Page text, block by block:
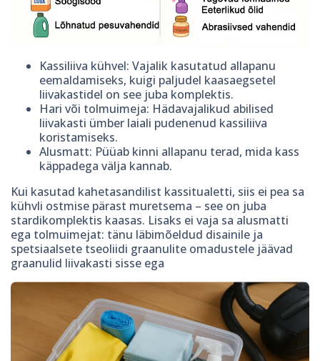
Kassiliiva kühvel: Vajalik kasutatud allapanu
eemaldamiseks, kuigi paljudel kaasaegsetel
liivakastidel on see juba komplektis.
Hari või tolmuimeja: Hädavajalikud abilised
liivakasti ümber laiali pudenenud kassiliiva
koristamiseks.
Alusmatt: Püüab kinni allapanu terad, mida kass
käppadega välja kannab.
Kui kasutad kahetasandilist kassitualetti, siis ei pea sa
kühvli ostmise pärast muretsema – see on juba
stardikomplektis kaasas. Lisaks ei vaja sa alusmatti
ega tolmuimejat: tänu läbimõeldud disainile ja
spetsiaalsete tseoliidi graanulite omadustele jäävad
graanulid liivakasti sisse ega